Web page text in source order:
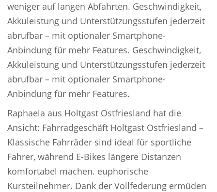
weniger auf langen Abfahrten. Geschwindigkeit,
Akkuleistung und Unterstützungsstufen jederzeit
abrufbar – mit optionaler Smartphone-
Anbindung für mehr Features. Geschwindigkeit,
Akkuleistung und Unterstützungsstufen jederzeit
abrufbar – mit optionaler Smartphone-
Anbindung für mehr Features.
Raphaela aus Holtgast Ostfriesland hat die
Ansicht: Fahrradgeschäft Holtgast Ostfriesland –
Klassische Fahrräder sind ideal für sportliche
Fahrer, während E-Bikes längere Distanzen
komfortabel machen. euphorische
Kursteilnehmer. Dank der Vollfederung ermüden